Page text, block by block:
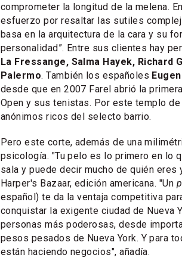
comprometer la longitud de la melena.
esfuerzo por resaltar las sutiles
basa en la arquitectura de la cara y su
personalidad”. Entre sus clientes hay
La Fressange, Salma Hayek, Richard
Palermo. También los españoles
desde que en 2007 Farel abrió la
Open y sus tenistas. Por este templo
anónimos ricos del selecto barrio.
Pero este corte, además de una
psicología. "Tu pelo es lo primero en lo
sala y puede decir mucho de quién eres
Harper's Bazaar, edición americana. "Un
español) te da la ventaja competitiva
conquistar la exigente ciudad de Nueva
personas más poderosas, desde
pesos pesados de Nueva York. Y para
están haciendo negocios", añadía.